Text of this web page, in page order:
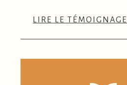
LIRE LE TÉMOIGNAGE